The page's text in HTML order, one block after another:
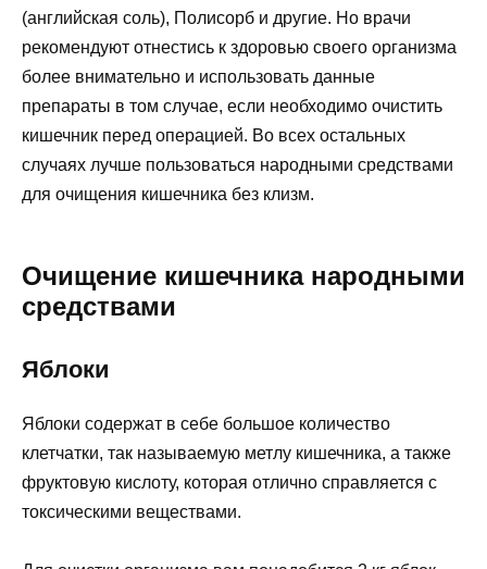
(английская соль), Полисорб и другие. Но врачи
рекомендуют отнестись к здоровью своего организма
более внимательно и использовать данные
препараты в том случае, если необходимо очистить
кишечник перед операцией. Во всех остальных
случаях лучше пользоваться народными средствами
для очищения кишечника без клизм.
Очищение кишечника народными
средствами
Яблоки
Яблоки содержат в себе большое количество
клетчатки, так называемую метлу кишечника, а также
фруктовую кислоту, которая отлично справляется с
токсическими веществами.